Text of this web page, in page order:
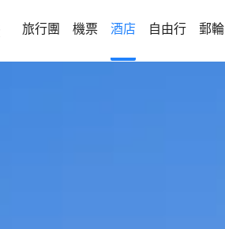
旅行團 機票 酒店 自由行 郵輪